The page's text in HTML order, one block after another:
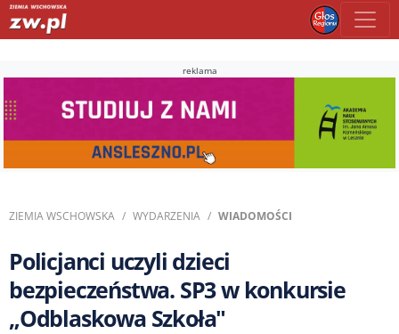
reklama
ZIEMIA WSCHOWSKA WYDARZENIA WIADOMOŚCI
Policjanci uczyli dzieci
bezpieczeństwa. SP3 w konkursie
„Odblaskowa Szkoła"